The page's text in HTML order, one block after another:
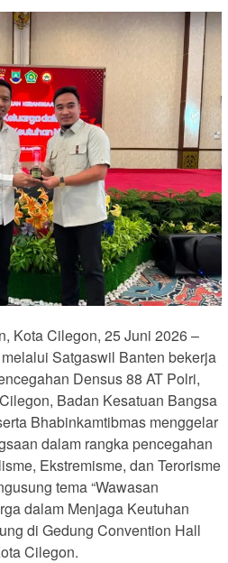
Kota Cilegon, 25 Juni 2026 –
Satgaswil Banten bekerja
Densus 88 AT Polri,
Badan Kesatuan Bangsa
Bhabinkamtibmas menggelar
dalam rangka pencegahan
Ekstremisme, dan Terorisme
tema “Wawasan
dalam Menjaga Keutuhan
di Gedung Convention Hall
Cilegon.